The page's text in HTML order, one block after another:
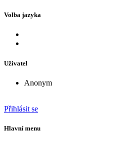
Volba jazyka
Uživatel
Anonym
Přihlásit se
Hlavní menu